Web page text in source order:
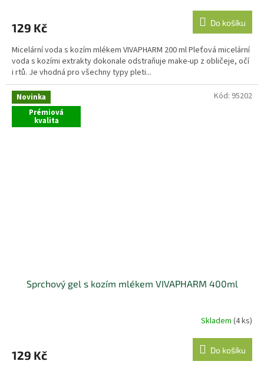
129 Kč Do košíku
Micelární voda s kozím mlékem VIVAPHARM 200 ml Pleťová micelární
voda s kozími extrakty dokonale odstraňuje make-up z obličeje, očí
i rtů. Je vhodná pro všechny typy pleti...
Novinka
Prémiová
kvalita
Sprchový gel s kozím mlékem VIVAPHARM 400ml
Skladem (4 ks)
129 Kč Do košíku
Kód: 95202